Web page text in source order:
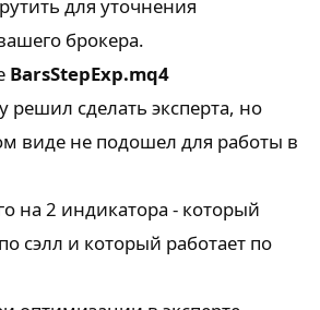
для уточнения
брокера.
BarsStepExp.mq4
решил сделать эксперта, но
виде не подошел для работы в
на 2 индикатора - который
сэлл и который работает по